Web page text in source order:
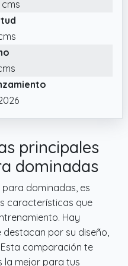
con un diseño
optimiza el
las dominadas
de
de inmersión
de ajuste de altura,
a usuarios de
etapas de
hasta
tanto al
básico como a
ajustar la altura,
cms
principales
dominadas
dominadas, es
características que
Hay
por su diseño,
comparación te
la mejor para tus